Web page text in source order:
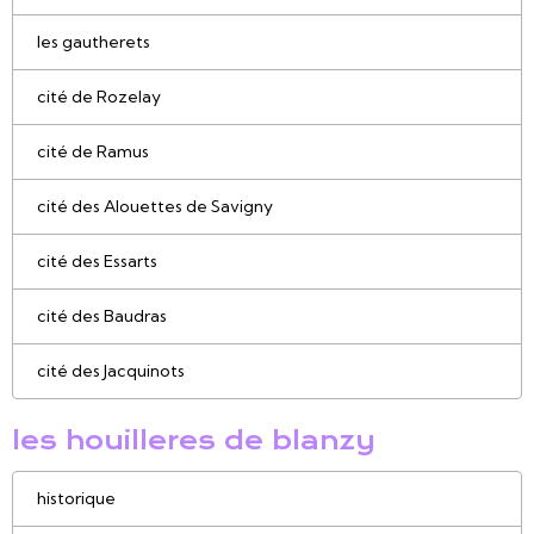
les gautherets
cité de Rozelay
cité de Ramus
cité des Alouettes de Savigny
cité des Essarts
cité des Baudras
cité des Jacquinots
les houilleres de blanzy
historique